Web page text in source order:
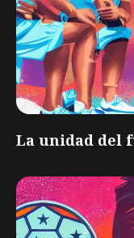
La unidad del